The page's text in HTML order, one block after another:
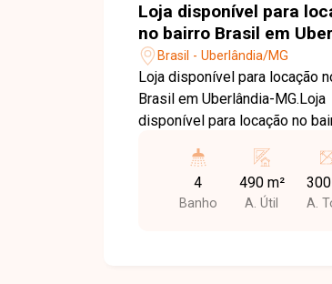
Loja disponível para
no bairro Brasil em
MG.Brasil - Uberlândia/MG
Loja disponível para locação
Brasil em Uberlândia-MG.Loja
disponível para locação no
aproximadamente 490m²
livre de 300m², e piso superior
aproximadamente 190m²,
4
Banho
490 m²
A. Útil A.